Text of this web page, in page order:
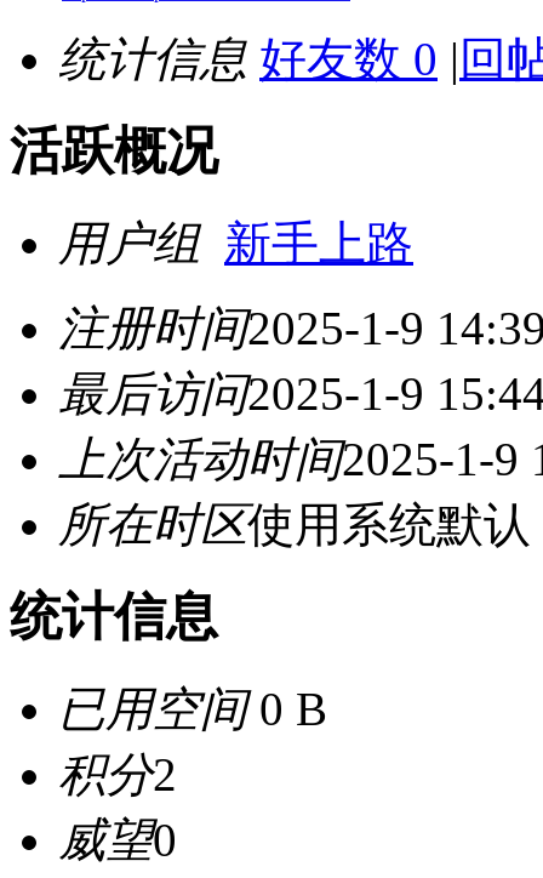
统计信息 好友数 0 | 回
活跃概况
用户组 新手上路
注册时间2025-1-9
最后访问2025-1-9
上次活动时间2025-1-9
所在时区使用系统默认
统计信息
已用空间0 B
积分2
威望0